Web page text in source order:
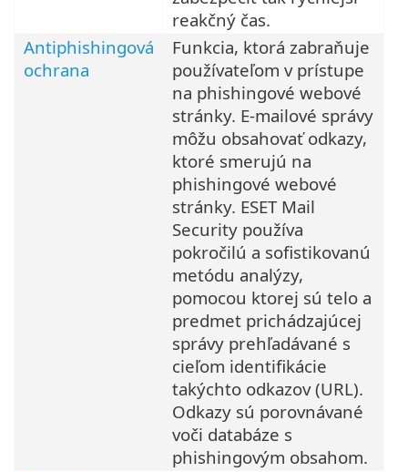
reakčný čas.
Antiphishingová
ochrana
Funkcia, ktorá zabraňuje
používateľom v prístupe
na phishingové webové
stránky. E-mailové správy
môžu obsahovať odkazy,
ktoré smerujú na
phishingové webové
stránky. ESET Mail
Security používa
pokročilú a sofistikovanú
metódu analýzy,
pomocou ktorej sú telo a
predmet prichádzajúcej
správy prehľadávané s
cieľom identifikácie
takýchto odkazov (URL).
Odkazy sú porovnávané
voči databáze s
phishingovým obsahom.